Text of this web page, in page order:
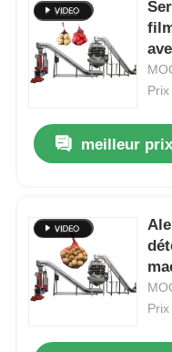
À la maison
Vidéos
meilleur prix
en